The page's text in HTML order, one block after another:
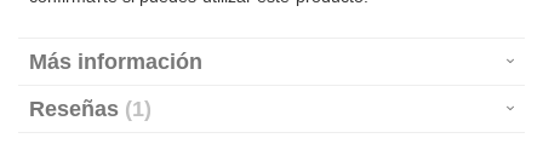
Más información
Reseñas 1